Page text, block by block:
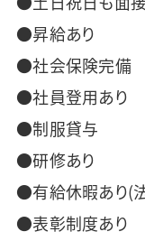
●昇給あり
●社会保険完備
●社員登用あり
●制服貸与
●研修あり
●有給休暇あり(
●表彰制度あり